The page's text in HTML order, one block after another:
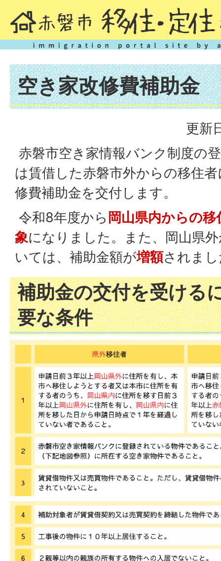
空き家改修費補助金
更新
赤磐市空き家情報バンク制度の
は賃借した赤磐市外からの移住
修費補助金を交付します。
令和8年度から 岡山県内からの
象になりました。また、岡山県
いては、補助金額が増額されま
補助金の交付を受ける
要な条件